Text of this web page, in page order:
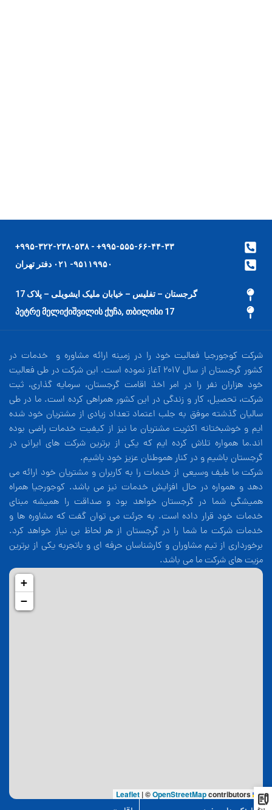
۹۹۵-۵۵۵-۶۶-۴۴-۳۳+ - ۹۹۵-۳۲۲-۲۳۸-۵۳۸+
۹۵۱۱۹۹۵۰- ۰۲۱ دفتر تهران
گرجستان – تفلیس – خیابان ملیک ایشویلی – پلاک 17
17 პეტრე მელიქიშვილის ქუჩა, თბილისი
شرکت کوجورجیا فعالیت خود را در زمینه ارائه مشاوره و خدمات در
کشور گرجستان از سال 2017 آغاز نموده است. این شرکت در طی فعالیت
خود هزاران نفر را در امر اخذ اقامت گرجستان، سرمایه گذاری، ثبت
شرکت، تحصیل، کار و زندگی در این کشور همراهی کرده است. ما در طی
سالیان گذشته موفق به جلب اعتماد تعداد زیادی از مشتریان خود شده
ایم و خوشبختانه اکثریت مشتریان ما نیز از کیفیت خدمات راضی بوده
اند.ما همواره تلاش کرده ایم که یکی از برترین شرکت های ایرانی در
گرجستان باشیم و در کنار هموطنان عزیز خود باشیم.
شرکت ما طیف وسیعی از خدمات را به کاربران و مشتریان خود ارائه می
دهد و همواره در حال افزایش خدمات نیز می باشد. کوجورجیا همراه
همیشگی شما در گرجستان خواهد بود و صداقت را همیشه مبنای
خدمات خود قرار داده است. به جرئت می توان گفت که مشاوره ها و
خدمات شرکت ما شما را در گرجستان از هر لحاظ بی نیاز خواهد کرد.
برخورداری از تیم مشاوران و کارشناسان حرفه ای و باتجربه یکی از برترین
مزیت های شرکت ما می باشد.
+
−
Leaflet
|©OpenStreetMapcontributors